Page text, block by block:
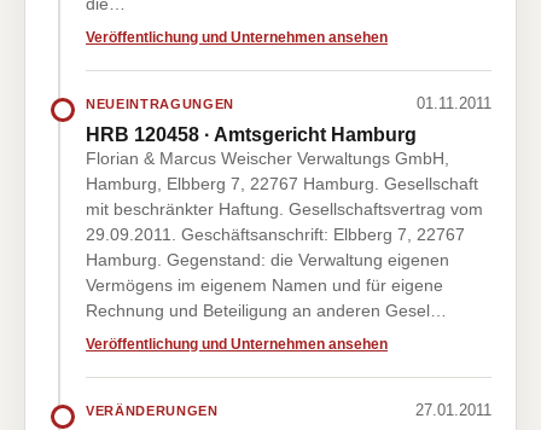
Veröffentlichung und Unternehmen ansehen
NEUEINTRAGUNGEN 01.11.2011
HRB 120458 · Amtsgericht Hamburg
Florian & Marcus Weischer Verwaltungs GmbH,
Hamburg, Elbberg 7, 22767 Hamburg. Gesellschaft
mit beschränkter Haftung. Gesellschaftsvertrag vom
29.09.2011. Geschäftsanschrift: Elbberg 7, 22767
Hamburg. Gegenstand: die Verwaltung eigenen
Vermögens im eigenem Namen und für eigene
Rechnung und Beteiligung an anderen Gesel…
Veröffentlichung und Unternehmen ansehen
VERÄNDERUNGEN 27.01.2011